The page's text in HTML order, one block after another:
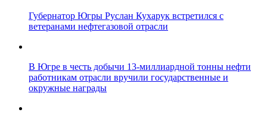
Губернатор Югры Руслан Кухарук встретился с
ветеранами нефтегазовой отрасли
В Югре в честь добычи 13-миллиардной тонны нефти
работникам отрасли вручили государственные и
окружные награды